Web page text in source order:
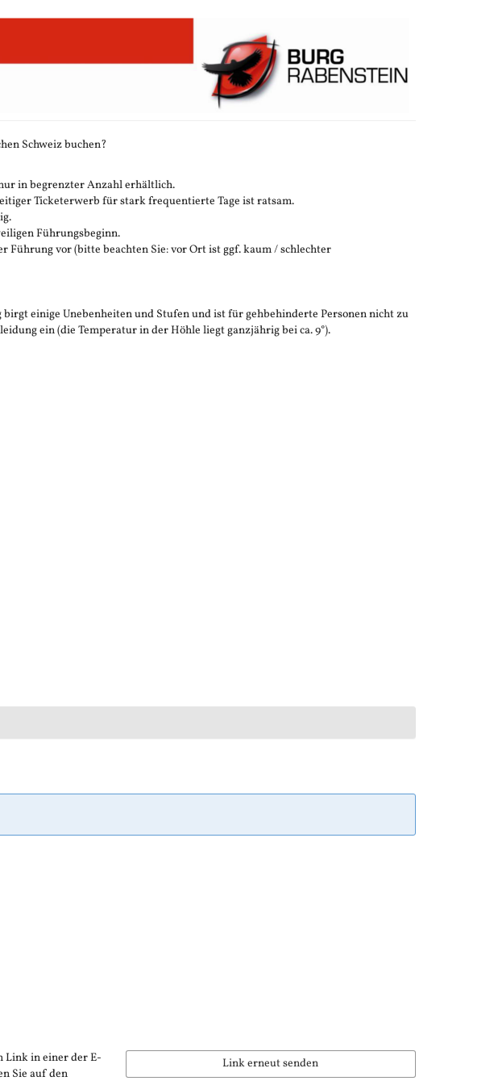
Schweiz buchen?
in begrenzter Anzahl erhältlich.
Ticketerwerb für stark frequentierte Tage ist ratsam.
Führungsbeginn.
Führung vor (bitte beachten Sie: vor Ort ist ggf. kaum / schlechter
einige Unebenheiten und Stufen und ist für gehbehinderte Personen nicht zu
ein (die Temperatur in der Höhle liegt ganzjährig bei ca. 9°).
Link in einer der E-
Sie auf den
Link erneut senden